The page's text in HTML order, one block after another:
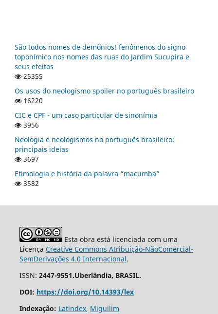
São todos nomes de demônios! fenômenos do signo
toponímico nos nomes das ruas do Jardim Sucupira e
seus efeitos
25355
Os usos do neologismo spoiler no português brasileiro
16220
CIC e CPF - um caso particular de sinonímia
3956
Neologia e neologismos no português brasileiro:
principais ideias
3697
Etimologia e história da palavra “macumba”
3582
Esta obra está licenciada com uma
Licença Creative Commons Atribuição-NãoComercial-
SemDerivações 4.0 Internacional.
ISSN: 2447-9551.Uberlândia, BRASIL.
DOI: https://doi.org/10.14393/lex
Indexação: Latindex, Miguilim